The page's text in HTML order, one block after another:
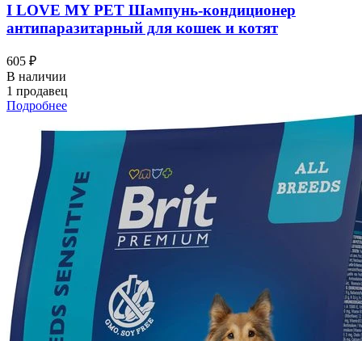
I LOVЕ MY PET Шампунь-кондиционер
антипаразитарный для кошек и котят
605 ₽
В наличии
1 продавец
Подробнее